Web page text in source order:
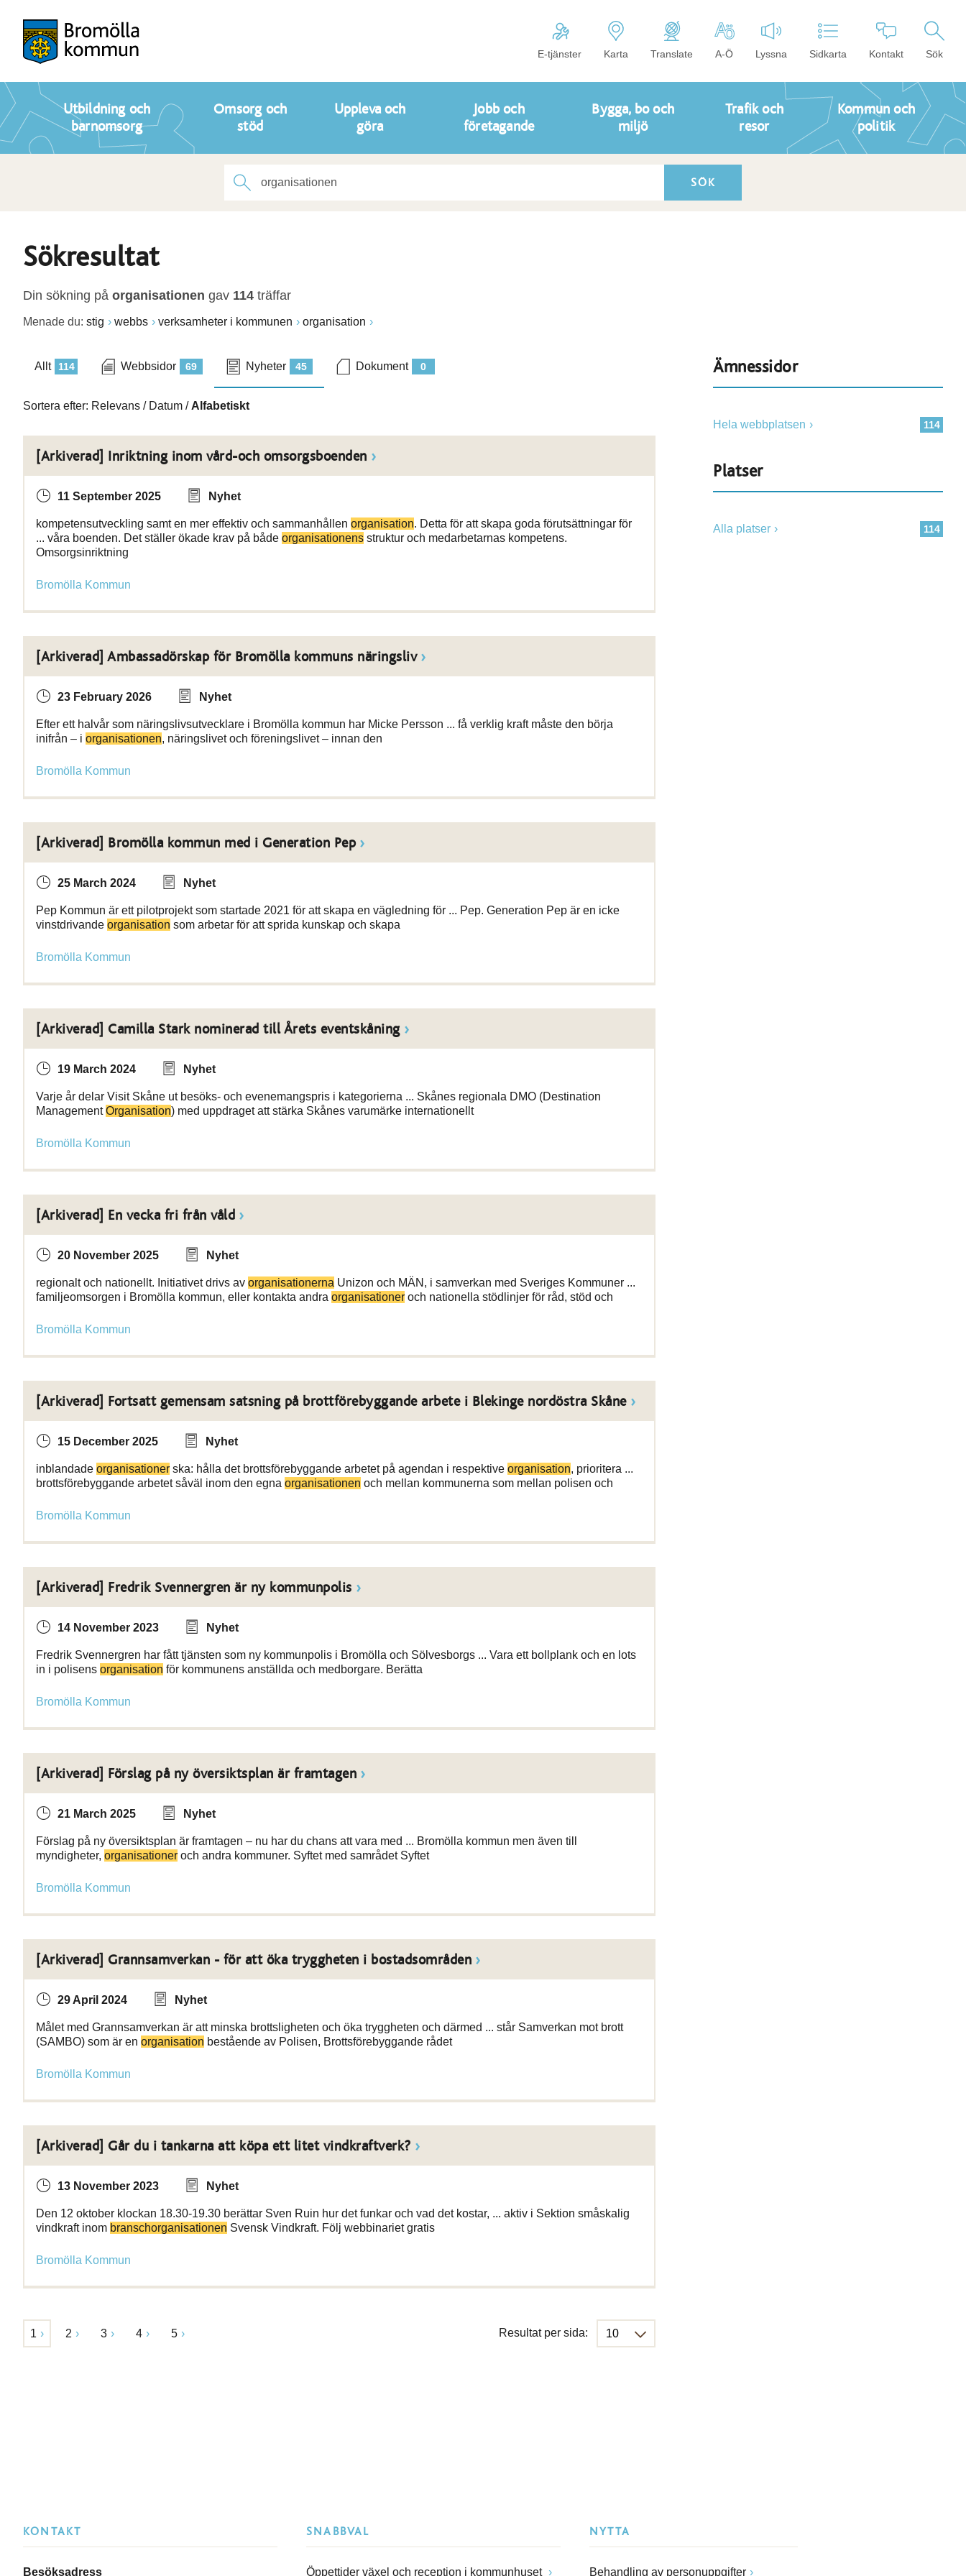
E-tjänster Karta Translate A-Ö Lyssna Sidkarta Kontakt Sök
Utbildning och
barnomsorg
Omsorg och
stöd
Uppleva och
göra
Jobb och
företagande
Bygga, bo och
miljö
Trafik och
resor
Kommun och
politik
Sökresultat
Din sökning på organisationen gav 114 träffar
Menade du: stig webbs verksamheter i kommunen organisation
114
Allt 69
Webbsidor 45
Nyheter 0
Dokument
Sortera efter: Relevans / Datum / Alfabetiskt
[Arkiverad] Inriktning inom vård-och omsorgsboenden
11 September 2025 Nyhet
kompetensutveckling samt en mer effektiv och sammanhållen organisation. Detta för att skapa goda förutsättningar för
... våra boenden. Det ställer ökade krav på både organisationens struktur och medarbetarnas kompetens.
Omsorgsinriktning
Bromölla Kommun
[Arkiverad] Ambassadörskap för Bromölla kommuns näringsliv
23 February 2026 Nyhet
Efter ett halvår som näringslivsutvecklare i Bromölla kommun har Micke Persson ... få verklig kraft måste den börja
inifrån – i organisationen, näringslivet och föreningslivet – innan den
Bromölla Kommun
[Arkiverad] Bromölla kommun med i Generation Pep
25 March 2024 Nyhet
Pep Kommun är ett pilotprojekt som startade 2021 för att skapa en vägledning för ... Pep. Generation Pep är en icke
vinstdrivande organisation som arbetar för att sprida kunskap och skapa
Bromölla Kommun
[Arkiverad] Camilla Stark nominerad till Årets eventskåning
19 March 2024 Nyhet
Varje år delar Visit Skåne ut besöks- och evenemangspris i kategorierna ... Skånes regionala DMO (Destination
ManagementOrganisation) med uppdraget att stärka Skånes varumärke internationellt
Bromölla Kommun
[Arkiverad] En vecka fri från våld
20 November 2025 Nyhet
regionalt och nationellt. Initiativet drivs av organisationerna Unizon och MÄN, i samverkan med Sveriges Kommuner ...
familjeomsorgen i Bromölla kommun, eller kontakta andra organisationer och nationella stödlinjer för råd, stöd och
Bromölla Kommun
[Arkiverad] Fortsatt gemensam satsning på brottförebyggande arbete i Blekinge nordöstra Skåne
15 December 2025 Nyhet
inblandade organisationer ska: hålla det brottsförebyggande arbetet på agendan i respektive organisation, prioritera ...
brottsförebyggande arbetet såväl inom den egna organisationen och mellan kommunerna som mellan polisen och
Bromölla Kommun
[Arkiverad] Fredrik Svennergren är ny kommunpolis
14 November 2023 Nyhet
Fredrik Svennergren har fått tjänsten som ny kommunpolis i Bromölla och Sölvesborgs ... Vara ett bollplank och en lots
in i polisens organisation för kommunens anställda och medborgare. Berätta
Bromölla Kommun
[Arkiverad] Förslag på ny översiktsplan är framtagen
21 March 2025 Nyhet
Förslag på ny översiktsplan är framtagen – nu har du chans att vara med ... Bromölla kommun men även till
myndigheter, organisationer och andra kommuner. Syftet med samrådet Syftet
Bromölla Kommun
[Arkiverad] Grannsamverkan - för att öka tryggheten i bostadsområden
29 April 2024 Nyhet
Målet med Grannsamverkan är att minska brottsligheten och öka tryggheten och därmed ... står Samverkan mot brott
(SAMBO) som är en organisation bestående av Polisen, Brottsförebyggande rådet
Bromölla Kommun
[Arkiverad] Går du i tankarna att köpa ett litet vindkraftverk?
13 November 2023 Nyhet
Den 12 oktober klockan 18.30-19.30 berättar Sven Ruin hur det funkar och vad det kostar, ... aktiv i Sektion småskalig
vindkraft inom branschorganisationen Svensk Vindkraft. Följ webbinariet gratis
Bromölla Kommun
1 2 3 4 5 Resultat per sida:
Ämnessidor
114
Hela webbplatsen
Platser
114
Alla platser
KONTAKT
Besöksadress
SNABBVAL
Öppettider växel och reception i kommunhuset
NYTTA
Behandling av personuppgifter